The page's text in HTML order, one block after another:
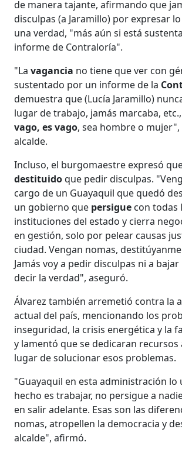
de manera tajante, afirmando que
disculpas (a Jaramillo) por expresar
una verdad, "más aún si está
informe de Contraloría".
"Lavagancia no tiene que ver con
sustentado por un informe de la
demuestra que (Lucía Jaramillo)
lugar de trabajo, jamás marcaba,
vago, es vago, sea hombre o mujer",
alcalde.
Incluso, el burgomaestre expresó
destituidoque pedir disculpas.
cargo de un Guayaquil que quedó
un gobierno que persigue con todas
instituciones del estado y cierra
en gestión, solo por pelear causas
ciudad. Vengan nomas,
Jamás voy a pedir disculpas ni a
decir la verdad", aseguró.
Álvarez también arremetió contra la
actual del país, mencionando los
inseguridad, la crisis energética y la
y lamentó que se dedicaran recursos
lugar de solucionar esos problemas.
"Guayaquil en esta administración lo
hecho es trabajar, no persigue a
en salir adelante. Esas son las
nomas, atropellen la democracia y
alcalde", afirmó.